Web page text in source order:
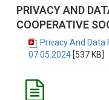
PRIVACY AND
COOPERATIVE
Privacy And
07.05.2024 [537 KB]